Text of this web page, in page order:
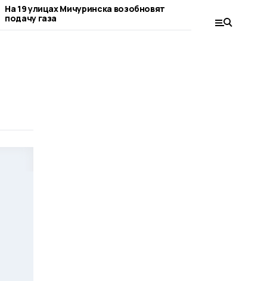
На 19 улицах Мичуринска возобновят
подачу газа
подключение